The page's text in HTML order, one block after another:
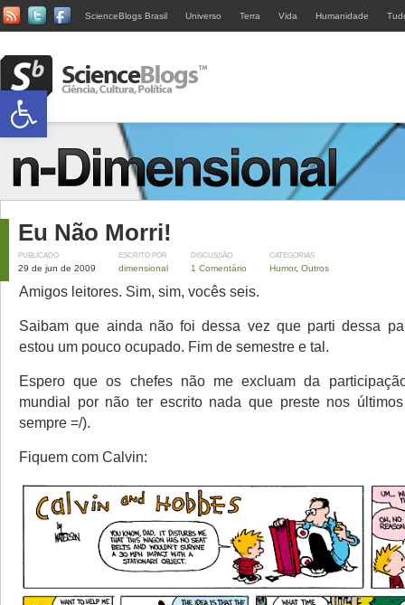
ScienceBlogs Brasil Universo Terra Vida Humanidade
Eu Não Morri!
PUBLICADO
29 de jun de 2009
ESCRITO POR
dimensional
DISCUSSÃO
1 Comentário
CATEGORIAS
Humor, Outros
Amigos leitores. Sim, sim, vocês seis.
Saibam que ainda não foi dessa vez que parti dessa
estou um pouco ocupado. Fim de semestre e tal.
Espero que os chefes não me excluam da
mundial por não ter escrito nada que preste nos
sempre =/).
Fiquem com Calvin:
Abrir a barra de ferramentas